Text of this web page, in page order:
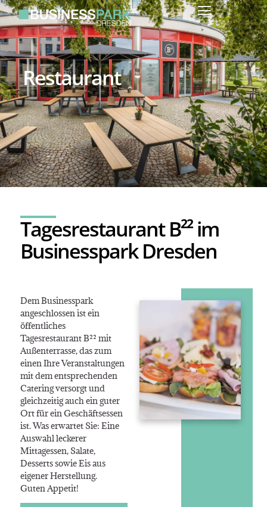
Restaurant
Tagesrestaurant B²² im
Businesspark Dresden
Dem Businesspark
angeschlossen ist ein
öffentliches
Tagesrestaurant B²² mit
Außenterrasse, das zum
einen Ihre Veranstaltungen
mit dem entsprechenden
Catering versorgt und
gleichzeitig auch ein guter
Ort für ein Geschäftsessen
ist. Was erwartet Sie: Eine
Auswahl leckerer
Mittagessen, Salate,
Desserts sowie Eis aus
eigener Herstellung.
Guten Appetit!